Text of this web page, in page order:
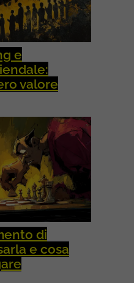
e
valore
di
e cosa